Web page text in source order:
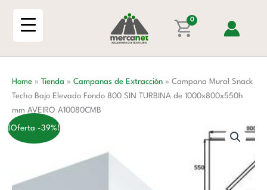
0
Home » Tienda » Campanas de Extracción » Campana Mural Snack
Techo Bajo Elevado Fondo 800 SIN TURBINA de 1000x800x550h
mm AVEIRO A10080CMB
¡Oferta -39%!
Bajo
Elevado
Fondo
SIN
TURBINA
de
1000x800x550h
mm
A10080CMB
cantidad